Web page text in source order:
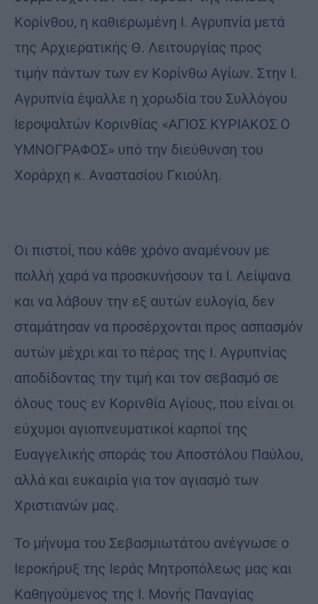
Κορίνθου, η καθιερωμένη Ι. Αγρυπνία μετά
της Αρχιερατικής Θ. Λειτουργίας προς
τιμήν πάντων των εν Κορίνθω Αγίων. Στην Ι.
Αγρυπνία έψαλλε η χορωδία του Συλλόγου
Ιεροψαλτών Κορινθίας «ΑΓΙΟΣ ΚΥΡΙΑΚΟΣ Ο
ΥΜΝΟΓΡΑΦΟΣ» υπό την διεύθυνση του
Χοράρχη κ. Αναστασίου Γκιούλη.
Οι πιστοί, που κάθε χρόνο αναμένουν με
πολλή χαρά να προσκυνήσουν τα Ι. Λείψανα
και να λάβουν την εξ αυτών ευλογία, δεν
σταμάτησαν να προσέρχονται προς ασπασμόν
αυτών μέχρι και το πέρας της Ι. Αγρυπνίας
αποδίδοντας την τιμή και τον σεβασμό σε
όλους τους εν Κορινθία Αγίους, που είναι οι
εύχυμοι αγιοπνευματικοί καρποί της
Ευαγγελικής σποράς του Αποστόλου Παύλου,
αλλά και ευκαιρία για τον αγιασμό των
Χριστιανών μας.
Το μήνυμα του Σεβασμιωτάτου ανέγνωσε ο
Ιεροκήρυξ της Ιεράς Μητροπόλεως μας και
Καθηγούμενος της Ι. Μονής Παναγίας